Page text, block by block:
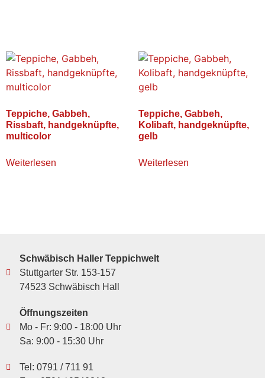
Teppiche, Gabbeh,
Rissbaft, handgeknüpfte,
multicolor
Weiterlesen
Teppiche, Gabbeh,
Kolibaft, handgeknüpfte,
gelb
Weiterlesen
Schwäbisch Haller Teppichwelt
Stuttgarter Str. 153-157
74523 Schwäbisch Hall
Öffnungszeiten
Mo - Fr: 9:00 - 18:00 Uhr
Sa: 9:00 - 15:30 Uhr
Tel: 0791 / 711 91